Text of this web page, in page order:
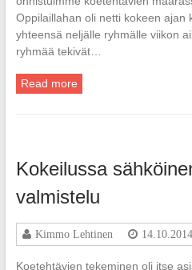
Oppilaillahan oli netti kokeen ajan
yhteensä neljälle ryhmälle viikon
ryhmää tekivät…
Read more
Kokeilussa
valmistelu
Kimmo Lehtinen 14.10.2014
Koetehtävien tekeminen oli itse